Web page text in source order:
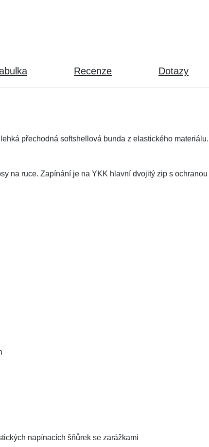
Recenze Dotazy
přechodná softshellová bunda z elastického
na ruce. Zapínání je na YKK hlavní dvojitý zip s ochranou
napínacích šňůrek se zarážkami